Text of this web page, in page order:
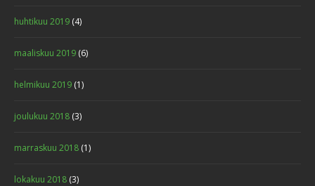
huhtikuu 2019 (4)
maaliskuu 2019 (6)
helmikuu 2019 (1)
joulukuu 2018 (3)
marraskuu 2018 (1)
lokakuu 2018 (3)